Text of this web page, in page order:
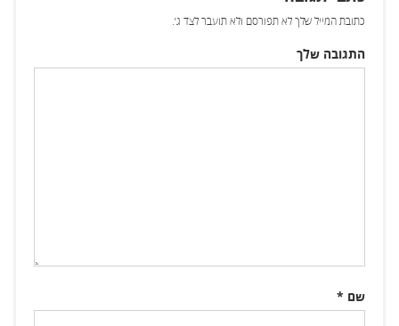
כתובת המייל שלך לא תפורסם ולא תועבר לצד ג׳.
התגובה שלך
שם *